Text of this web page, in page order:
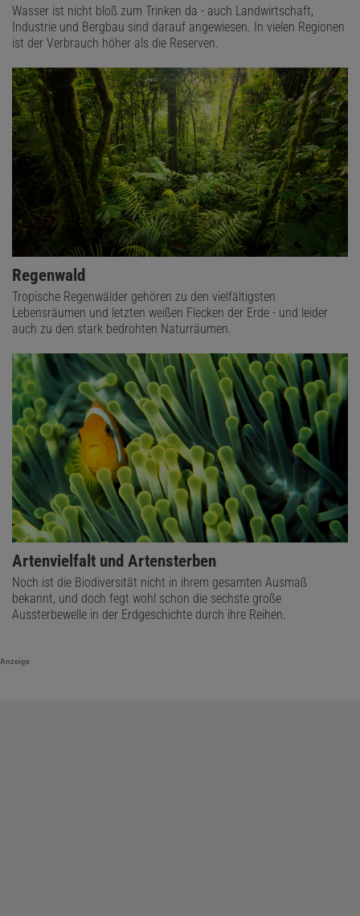
Wasser ist nicht bloß zum Trinken da - auch Landwirtschaft,
Industrie und Bergbau sind darauf angewiesen. In vielen Regionen
ist der Verbrauch höher als die Reserven.
Regenwald
Tropische Regenwälder gehören zu den vielfältigsten
Lebensräumen und letzten weißen Flecken der Erde - und leider
auch zu den stark bedrohten Naturräumen.
Artenvielfalt und Artensterben
Noch ist die Biodiversität nicht in ihrem gesamten Ausmaß
bekannt, und doch fegt wohl schon die sechste große
Aussterbewelle in der Erdgeschichte durch ihre Reihen.
Anzeige